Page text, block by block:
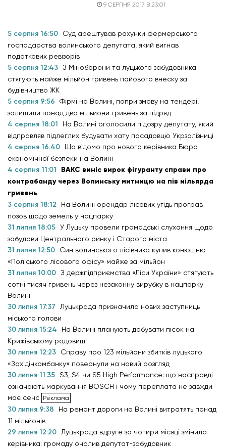
9 СЕРПНЯ 2017 В 23:01
5 серпня 16:50
Суд арештував рахунки фермерського
господарства волинського депутата, який вигнав
податкових ревізорів
5 серпня 12:43 З Міноборони та луцького забудовника
стягують майже мільйон гривень пайового внеску за
будівництво ЖК
5 серпня 9:56
Фірмі на Волині, попри змову на тендері,
залишили понад два мільйони гривень за підряд
4 серпня 18:01
На Волині оголосили підозру депутату, який
відправляв підлеглих будувати хату посадовцю Укрзалізниці
4 серпня 16:40
Що відомо про нового керівника Бюро
економічної безпеки на Волині
4 серпня 11:01
ВАКС виніс вирок фігуранту справи про
контрабанду через Волинську митницю на пів мільярда
гривень
3 серпня 18:12
На Волині орендар лісових угідь програв
позов щодо земель у нацпарку
31 липня 18:05 У Луцьку провели громадські слухання щодо
забудови Центрального ринку і Старого міста
31 липня 12:50
Син волинського лісівника купив конюшню
«Поліського лісового офісу» майже за мільйон
31 липня 10:00 З держпідприємства «Ліси України» стягують
сотні тисяч гривень через незаконну вирубку в нацпарку
Волині
30 липня 17:37
Луцькрада призначила нових заступниць
міського голови
30 липня 15:24
На Волині планують добувати пісок на
Крижівському родовищі
30 липня 12:23
Справу про 123 мільйони збитків луцького
«Західінкомбанку» повернули на новий розгляд
30 липня 11:35 S3, S4 чи S5 High Performance: що насправді
означають маркування BOSCH і чому переплата не завжди
має сенс
30 липня 9:38
На ремонт дороги на Волині витратять понад
11 мільйонів
29 липня 12:20
Луцькрада вдруге за чотири місяці змінила
керівника: громаду очолив депутат-забудовник